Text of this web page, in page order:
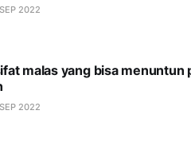
2022
malas yang bisa menuntun
2022